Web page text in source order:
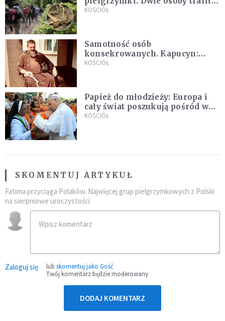
do szpitala
KOŚCIÓŁ
Samotność osób
konsekrowanych. Kapucyn:
Życie w pojedynkę rzadko jest
KOŚCIÓŁ
Papież do młodzieży: Europa i
cały świat poszukują pośród was
nowych świętych
KOŚCIÓŁ
SKOMENTUJ ARTYKUŁ
Fatima przyciąga Polaków. Najwięcej grup pielgrzymkowych z Polski
na sierpniowe uroczystości
Zaloguj się lub skomentuj jako Gość
Twój komentarz będzie moderowany
DODAJ KOMENTARZ